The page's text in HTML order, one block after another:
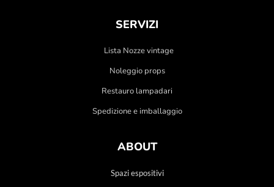
SERVIZI
Lista Nozze vintage
Noleggio props
Restauro lampadari
Spedizione e imballaggio
ABOUT
Spazi espositivi